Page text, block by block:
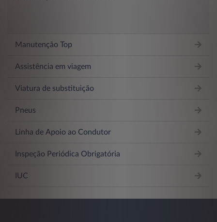
Manutenção Top
Assistência em viagem
Viatura de substituição
Pneus
Linha de Apoio ao Condutor
Inspeção Periódica Obrigatória
IUC